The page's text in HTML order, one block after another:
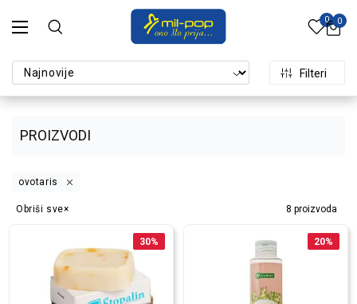
0 0
PROIZVODI
Filteri
ovotaris
8 proizvoda
Obriši sve
30% 20%